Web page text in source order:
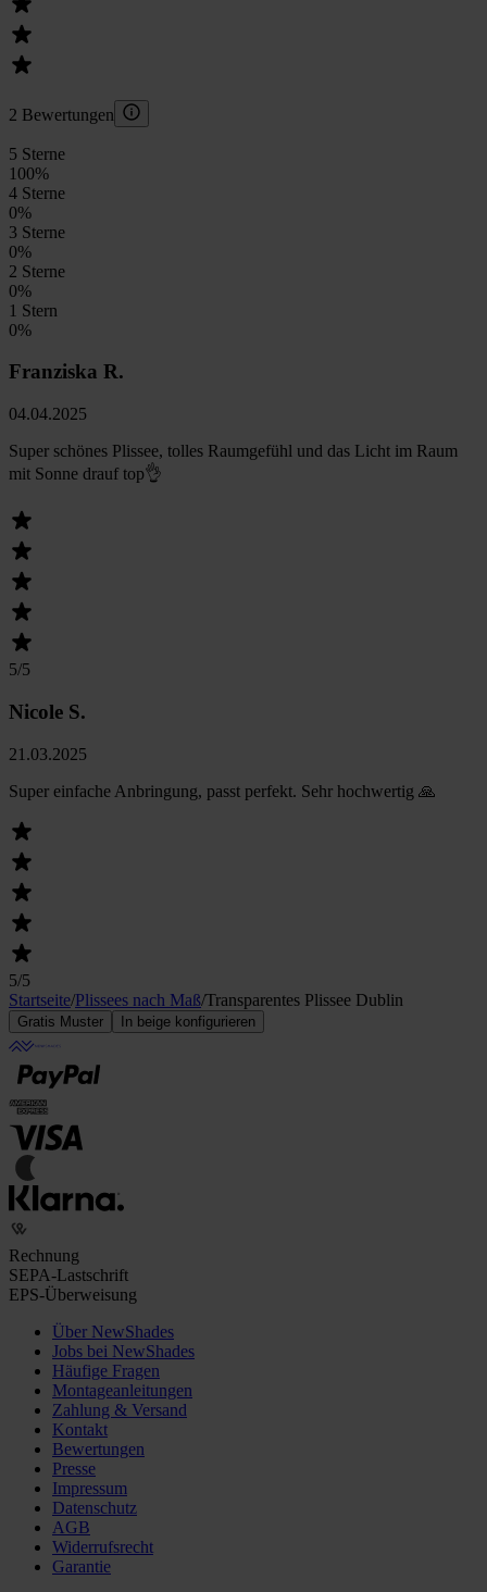
2 Bewertungen
5 Sterne
100%
4 Sterne
0%
3 Sterne
0%
2 Sterne
0%
1 Stern
0%
Franziska R.
04.04.2025
Super schönes Plissee, tolles Raumgefühl und das Licht im Raum
mit Sonne drauf top👌
5/5
Nicole S.
21.03.2025
Super einfache Anbringung, passt perfekt. Sehr hochwertig 🙏
5/5
Startseite/Plissees nach Maß/Transparentes Plissee Dublin
Gratis Muster In beige konfigurieren
Rechnung
SEPA-Lastschrift
EPS-Überweisung
Über NewShades
Jobs bei NewShades
Häufige Fragen
Montageanleitungen
Zahlung & Versand
Kontakt
Bewertungen
Presse
Impressum
Datenschutz
AGB
Widerrufsrecht
Garantie